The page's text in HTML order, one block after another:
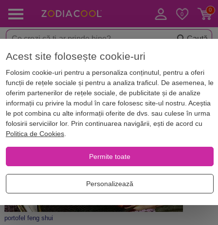
Caută
Acasă Blog Feng Shui
Portofel Feng Shui: principii și
reguli pentru atragerea banilor
portofel feng shui
Acest site folosește cookie-uri
Folosim cookie-uri pentru a personaliza conținutul, pentru a oferi
funcții de rețele sociale și pentru a analiza traficul. De asemenea, le
oferim partenerilor de rețele sociale, de publicitate și de analize
informații cu privire la modul în care folosesc site-ul nostru. Aceștia
le pot combina cu alte informații oferite de dvs. sau culese în urma
folosirii serviciilor lor. Prin continuarea navigării, ești de acord cu
Politica de Cookies.
Permite toate
Personalizează